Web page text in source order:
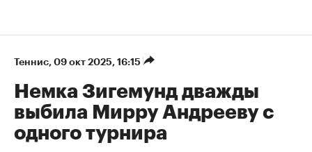
Теннис⁠, 09 окт 2025, 16:15
Немка Зигемунд дважды
выбила Мирру Андрееву с
одного турнира